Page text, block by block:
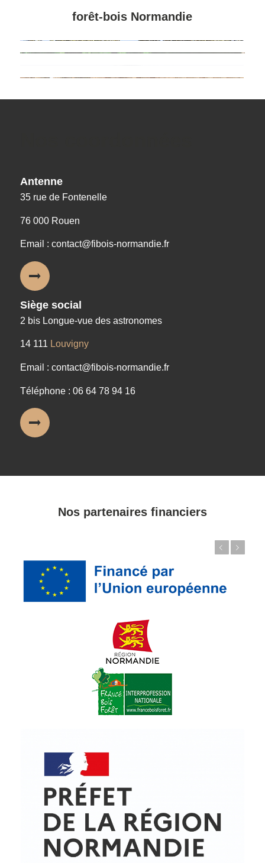
forêt-bois Normandie
Antenne
35 rue de Fontenelle
76 000 Rouen
Email : contact@fibois-normandie.fr
Siège social
2 bis Longue-vue des astronomes
14 111 Louvigny
Email : contact@fibois-normandie.fr
Téléphone : 06 64 78 94 16
Nos partenaires financiers